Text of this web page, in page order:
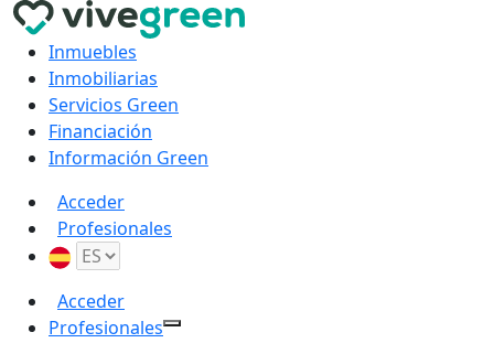
Inmuebles
Inmobiliarias
Servicios Green
Financiación
Información Green
Acceder
Profesionales
Acceder
Profesionales